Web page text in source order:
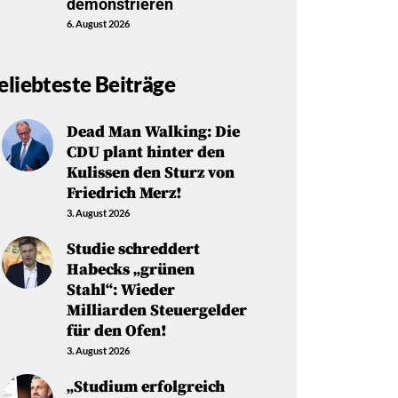
6. August 2026
Beiträge
Dead Man Walking: Die
CDU plant hinter den
Kulissen den Sturz von
Friedrich Merz!
3. August 2026
Studie schreddert
Habecks „grünen
Stahl“: Wieder
Milliarden Steuergelder
für den Ofen!
3. August 2026
„Studium erfolgreich